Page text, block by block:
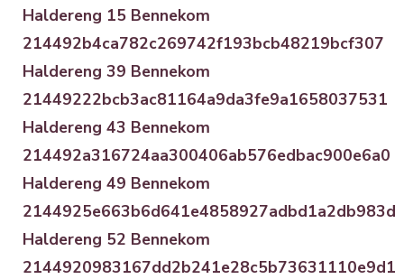
Haldereng 15 Bennekom
214492b4ca782c269742f193bcb48219bcf307
Haldereng 39 Bennekom
21449222bcb3ac81164a9da3fe9a1658037531
Haldereng 43 Bennekom
214492a316724aa300406ab576edbac900e6a0
Haldereng 49 Bennekom
2144925e663b6d641e4858927adbd1a2db983d
Haldereng 52 Bennekom
2144920983167dd2b241e28c5b73631110e9d1